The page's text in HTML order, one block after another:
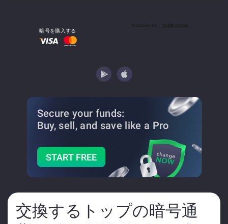
暗号を購入する
Secure your funds:
Buy, sell, and save like a Pro
START FREE
交換するトップの暗号通